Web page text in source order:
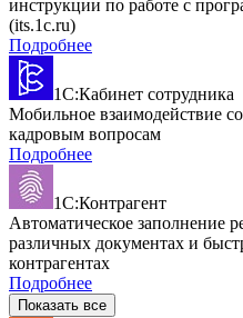
инструкции по работе с
(its.1c.ru)
Подробнее
1С:Кабинет сотрудника
Мобильное взаимодействие
кадровым вопросам
Подробнее
1С:Контрагент
Автоматическое заполнение
различных документах и
контрагентах
Подробнее
Показать все